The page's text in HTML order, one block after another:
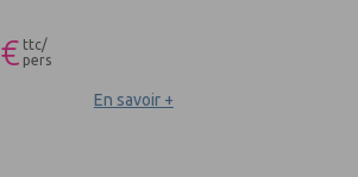
€ ttc/
pers
En savoir +